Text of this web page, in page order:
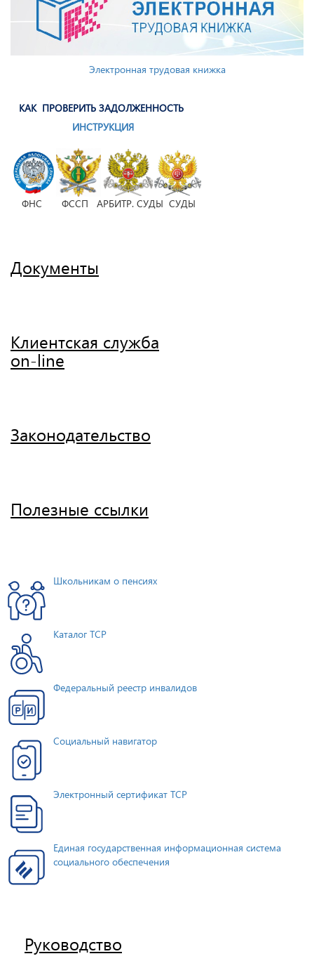
Электронная трудовая книжка
КАК ПРОВЕРИТЬ ЗАДОЛЖЕННОСТЬ
ИНСТРУКЦИЯ
ФНС ФССП АРБИТР. СУДЫ СУДЫ
Документы
Клиентская служба
on-line
Законодательство
Полезные ссылки
Школьникам о пенсиях
Каталог ТСР
Федеральный реестр инвалидов
Социальный навигатор
Электронный сертификат ТСР
Единая государственная информационная система
социального обеспечения
Руководство